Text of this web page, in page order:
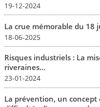
19-12-2024
La crue mémorable du 18
18-06-2025
Risques industriels : La
riveraines...
23-01-2024
La prévention, un